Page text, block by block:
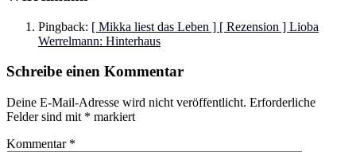
Pingback: [ Mikka liest das Leben ] [ Rezension ] Lioba
Werrelmann: Hinterhaus
Schreibe einen Kommentar
Deine E-Mail-Adresse wird nicht veröffentlicht. Erforderliche
Felder sind mit * markiert
Kommentar *